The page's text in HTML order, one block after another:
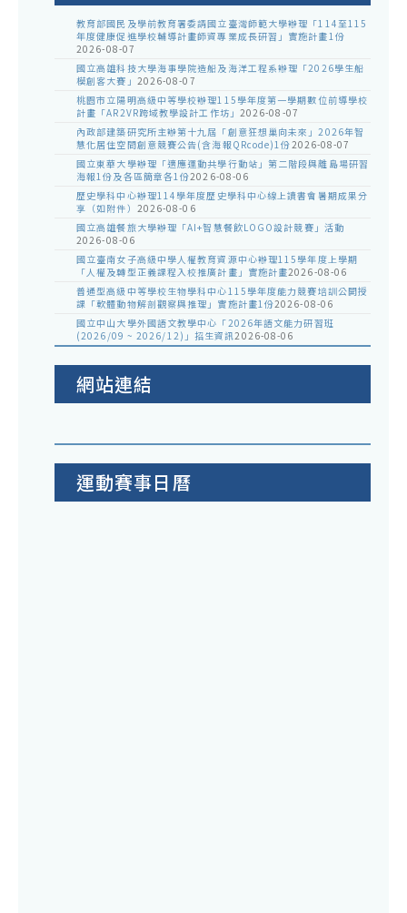
教育部國民及學前教育署委請國立臺灣師範大學辦理「114至115
年度健康促進學校輔導計畫師資專業成長研習」實施計畫1份
2026-08-07
國立高雄科技大學海事學院造船及海洋工程系辦理「2026學生船
模創客大賽」 2026-08-07
桃園市立陽明高級中等學校辦理115學年度第一學期數位前導學校
計畫「AR2VR跨域教學設計工作坊」 2026-08-07
內政部建築研究所主辦第十九屆「創意狂想巢向未來」2026年智
慧化居住空間創意競賽公告(含海報QRcode)1份2026-08-07
國立東華大學辦理「適應運動共學行動站」第二階段與離島場研習
海報1份及各區簡章各1份2026-08-06
歷史學科中心辦理114學年度歷史學科中心線上讀書會暑期成果分
享（如附件） 2026-08-06
國立高雄餐旅大學辦理「AI+智慧餐飲LOGO設計競賽」活動
2026-08-06
國立臺南女子高級中學人權教育資源中心辦理115學年度上學期
「人權及轉型正義課程入校推廣計畫」實施計畫2026-08-06
普通型高級中等學校生物學科中心115學年度能力競賽培訓公開授
課「軟體動物解剖觀察與推理」實施計畫1份2026-08-06
國立中山大學外國語文教學中心「2026年語文能力研習班
(2026/09 ~ 2026/12)」招生資訊2026-08-06
網站連結
運動賽事日曆